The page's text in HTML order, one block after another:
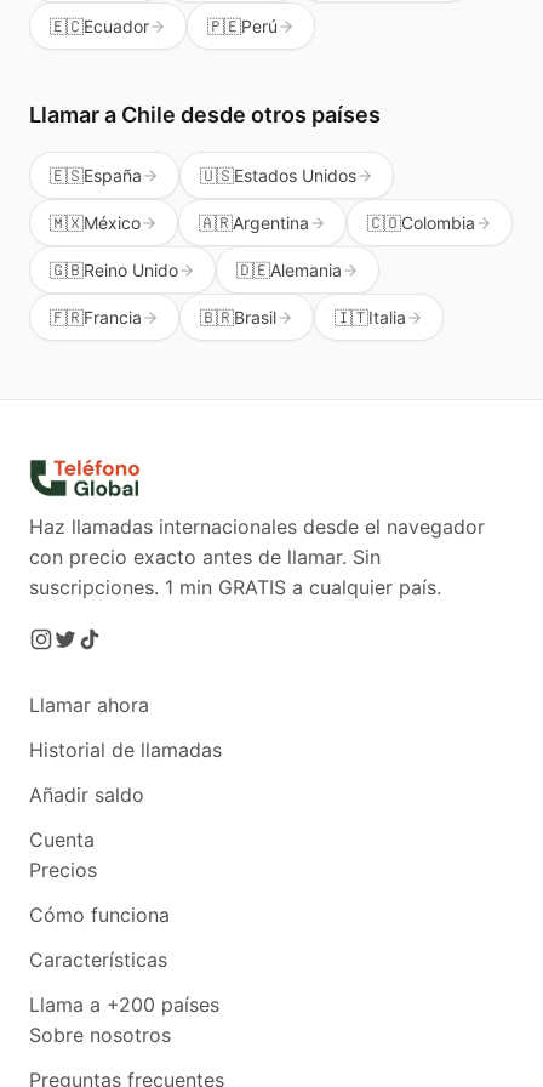
🇪🇨Ecuador 🇵🇪Perú
Llamar a Chile desde otros países
🇪🇸España 🇺🇸Estados Unidos
🇲🇽México 🇦🇷Argentina 🇨🇴Colombia
🇬🇧Reino Unido 🇩🇪Alemania
🇫🇷Francia 🇧🇷Brasil 🇮🇹Italia
Haz llamadas internacionales desde el navegador
con precio exacto antes de llamar. Sin
suscripciones. 1 min GRATIS a cualquier país.
Llamar ahora
Historial de llamadas
Añadir saldo
Cuenta
Precios
Cómo funciona
Características
Llama a +200 países
Sobre nosotros
Preguntas frecuentes